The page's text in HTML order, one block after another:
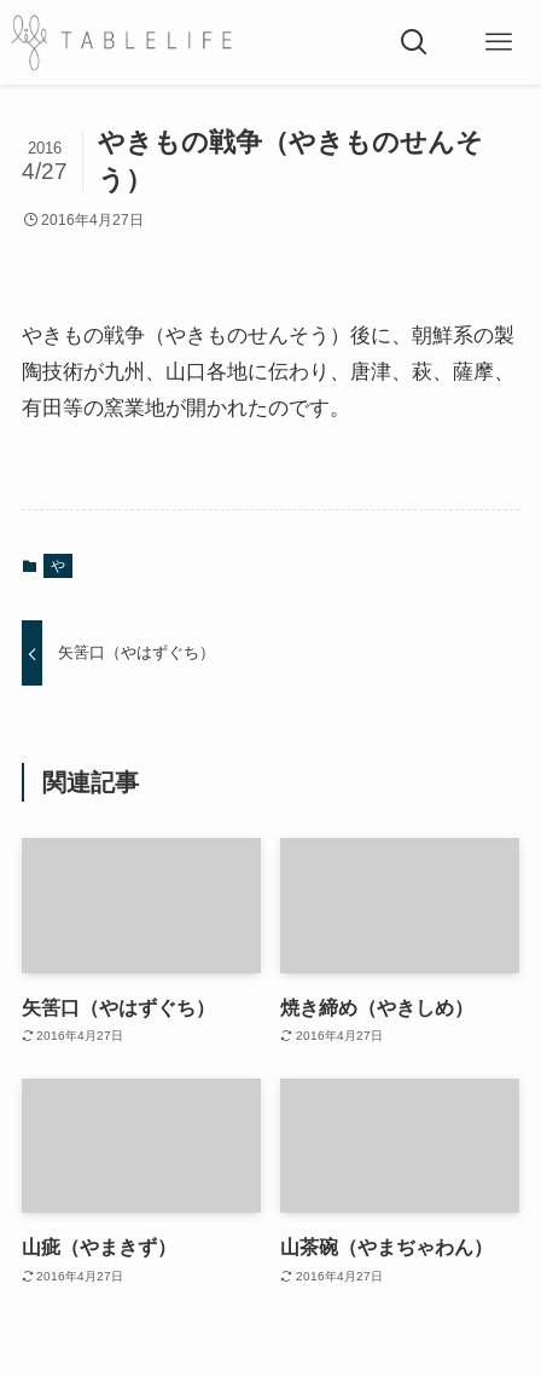
やきもの戦争（やきものせんそ
う）
2016
4/27
2016年4月27日
やきもの戦争（やきものせんそう）後に、朝鮮系の製
陶技術が九州、山口各地に伝わり、唐津、萩、薩摩、
有田等の窯業地が開かれたのです。
や
矢筈口（やはずぐち）
関連記事
矢筈口（やはずぐち）
2016年4月27日
焼き締め（やきしめ）
2016年4月27日
山疵（やまきず）
2016年4月27日
山茶碗（やまぢゃわん）
2016年4月27日